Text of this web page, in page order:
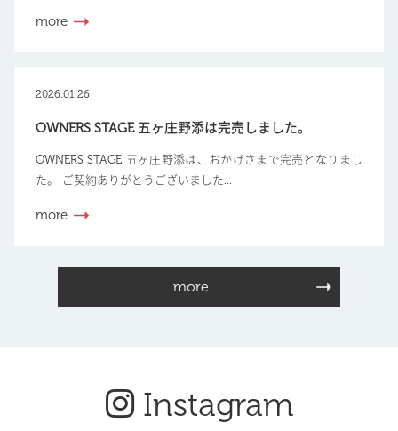
more
2026.01.26
OWNERS STAGE 五ヶ庄野添は完売しました。
OWNERS STAGE 五ヶ庄野添は、おかげさまで完売となりまし
た。 ご契約ありがとうございました...
more
more
Instagram